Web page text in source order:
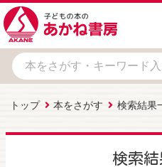
トップ 本をさがす 検索結果
検索